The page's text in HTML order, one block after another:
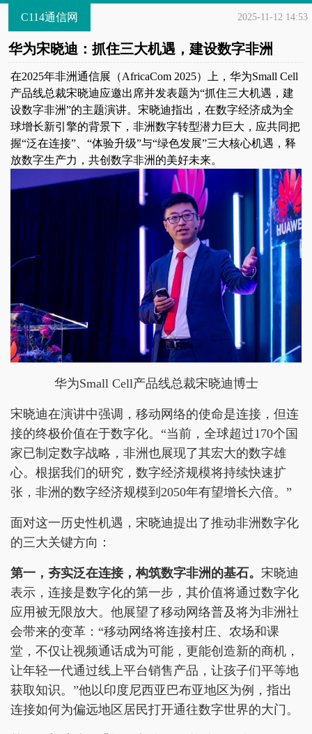
C114通信网 2025-11-12 14:53
华为宋晓迪：抓住三大机遇，建设数字非洲
在2025年非洲通信展（AfricaCom 2025）上，华为Small Cell
产品线总裁宋晓迪应邀出席并发表题为“抓住三大机遇，建
设数字非洲”的主题演讲。宋晓迪指出，在数字经济成为全
球增长新引擎的背景下，非洲数字转型潜力巨大，应共同把
握“泛在连接”、“体验升级”与“绿色发展”三大核心机遇，释
放数字生产力，共创数字非洲的美好未来。
华为Small Cell产品线总裁宋晓迪博士
宋晓迪在演讲中强调，移动网络的使命是连接，但连
接的终极价值在于数字化。“当前，全球超过170个国
家已制定数字战略，非洲也展现了其宏大的数字雄
心。根据我们的研究，数字经济规模将持续快速扩
张，非洲的数字经济规模到2050年有望增长六倍。”
面对这一历史性机遇，宋晓迪提出了推动非洲数字化
的三大关键方向：
第一，夯实泛在连接，构筑数字非洲的基石。 宋晓迪
表示，连接是数字化的第一步，其价值将通过数字化
应用被无限放大。他展望了移动网络普及将为非洲社
会带来的变革：“移动网络将连接村庄、农场和课
堂，不仅让视频通话成为可能，更能创造新的商机，
让年轻一代通过线上平台销售产品，让孩子们平等地
获取知识。”他以印度尼西亚巴布亚地区为例，指出
连接如何为偏远地区居民打开通往数字世界的大门。